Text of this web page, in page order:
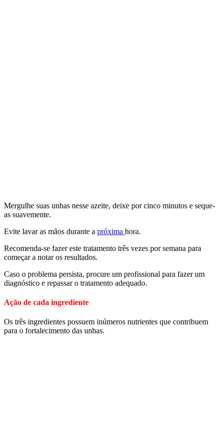
Mergulhe suas unhas nesse azeite, deixe por cinco minutos e seque-
as suavemente.
Evite lavar as mãos durante a próxima hora.
Recomenda-se fazer este tratamento três vezes por semana para
começar a notar os resultados.
Caso o problema persista, procure um profissional para fazer um
diagnóstico e repassar o tratamento adequado.
Ação de cada ingrediente
Os três ingredientes possuem inúmeros nutrientes que contribuem
para o fortalecimento das unhas.